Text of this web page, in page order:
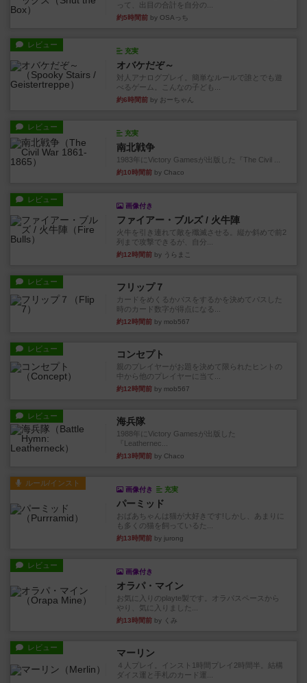
って、出目の合計を自分の...
約5時間前 by OSAっち
レビュー
充実
オバケだぞ～
対人アナログプレイ。簡単なルールで誰とでも遊
べるゲーム。こんなの子ども...
約6時間前 by おーちゃん
レビュー
充実
南北戦争
1983年にVictory Gamesが出版した『The Civil ...
約10時間前 by Chaco
レビュー
画像付き
ファイアー・ブルズ / 火牛陣
火牛を引き連れて敵を殲滅させる。縦か斜めで前2
列まで攻撃できるが、自分...
約12時間前 by うらまこ
レビュー フリップ７
カードをめくるかパスをするかを決めてパスした
時のカード数字が得点になる...
約12時間前 by mob567
レビュー コンセプト
親のプレイヤーがお題を決めて限られたヒントの
中から他のプレイヤーに当て...
約12時間前 by mob567
レビュー 海兵隊
1988年にVictory Gamesが出版した
『Leathernec...
約13時間前 by Chaco
ルール/インスト
画像付き 充実
パーミッド
おばあちゃんは猫が大好きです!しかし、あまりに
も多くの猫を飼っているた...
約13時間前 by jurong
レビュー
画像付き
オラパ・マイン
お気に入りのplayte製です。オラパスペースから
やり、気に入りました...
約13時間前 by くみ
レビュー マーリン
４人プレイ。インスト1時間プレイ2時間半。結構
ダイス運と手札のカード運...